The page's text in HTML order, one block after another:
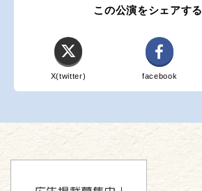
この公演をシェアする
X(twitter) facebook